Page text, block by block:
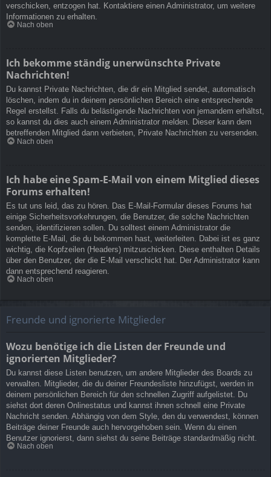
verschicken, entzogen hat. Kontaktiere einen Administrator, um weitere
Informationen zu erhalten.
Nach oben
Ich bekomme ständig unerwünschte Private
Nachrichten!
Du kannst Private Nachrichten, die dir ein Mitglied sendet, automatisch
löschen, indem du in deinem persönlichen Bereich eine entsprechende
Regel erstellst. Falls du belästigende Nachrichten von jemandem erhältst,
so kannst du dies auch einem Administrator melden. Dieser kann dem
betreffenden Mitglied dann verbieten, Private Nachrichten zu versenden.
Nach oben
Ich habe eine Spam-E-Mail von einem Mitglied dieses
Forums erhalten!
Es tut uns leid, das zu hören. Das E-Mail-Formular dieses Forums hat
einige Sicherheitsvorkehrungen, die Benutzer, die solche Nachrichten
senden, identifizieren sollen. Du solltest einem Administrator die
komplette E-Mail, die du bekommen hast, weiterleiten. Dabei ist es ganz
wichtig, die Kopfzeilen (Headers) mitzuschicken. Diese enthalten Details
über den Benutzer, der die E-Mail verschickt hat. Der Administrator kann
dann entsprechend reagieren.
Nach oben
Freunde und ignorierte Mitglieder
Wozu benötige ich die Listen der Freunde und
ignorierten Mitglieder?
Du kannst diese Listen benutzen, um andere Mitglieder des Boards zu
verwalten. Mitglieder, die du deiner Freundesliste hinzufügst, werden in
deinem persönlichen Bereich für den schnellen Zugriff aufgelistet. Du
siehst dort deren Onlinestatus und kannst ihnen schnell eine Private
Nachricht senden. Abhängig von dem Style, den du verwendest, können
Beiträge deiner Freunde auch hervorgehoben sein. Wenn du einen
Benutzer ignorierst, dann siehst du seine Beiträge standardmäßig nicht.
Nach oben